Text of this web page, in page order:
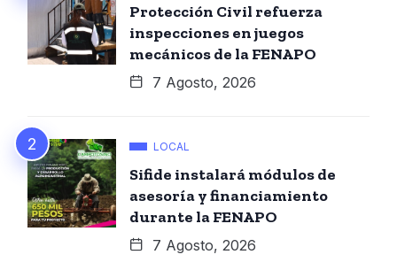
Protección Civil refuerza
inspecciones en juegos
mecánicos de la FENAPO
7 Agosto, 2026
LOCAL
Sifide instalará módulos de
asesoría y financiamiento
durante la FENAPO
7 Agosto, 2026